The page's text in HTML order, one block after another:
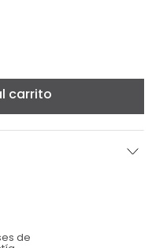
carrito
de